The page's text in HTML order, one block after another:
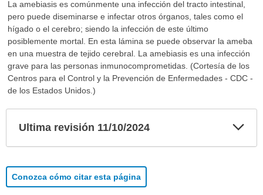
La amebiasis es comúnmente una infección del tracto intestinal,
pero puede diseminarse e infectar otros órganos, tales como el
hígado o el cerebro; siendo la infección de este último
posiblemente mortal. En esta lámina se puede observar la ameba
en una muestra de tejido cerebral. La amebiasis es una infección
grave para las personas inmunocomprometidas. (Cortesía de los
Centros para el Control y la Prevención de Enfermedades - CDC -
de los Estados Unidos.)
Ultima revisión 11/10/2024
Conozca cómo citar esta página